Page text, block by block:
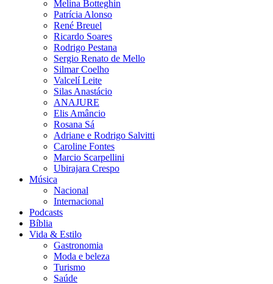
Melina Botteghin
Patrícia Alonso
René Breuel
Ricardo Soares
Rodrigo Pestana
Sergio Renato de Mello
Silmar Coelho
Valcelí Leite
Silas Anastácio
ANAJURE
Elis Amâncio
Rosana Sá
Adriane e Rodrigo Salvitti
Caroline Fontes
Marcio Scarpellini
Ubirajara Crespo
Música
Nacional
Internacional
Podcasts
Bíblia
Vida & Estilo
Gastronomia
Moda e beleza
Turismo
Saúde